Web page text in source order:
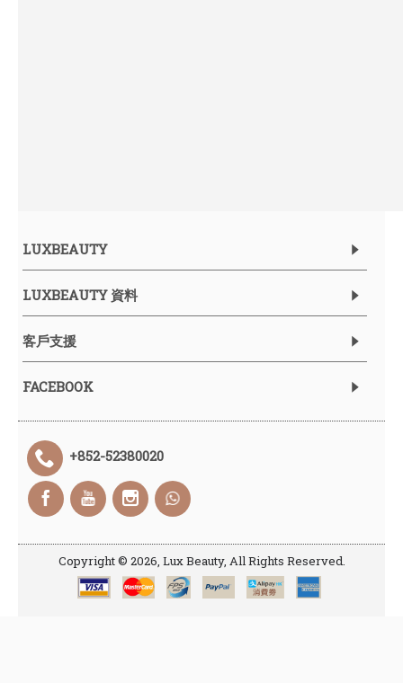
LUXBEAUTY
LUXBEAUTY 資料
客戶支援
FACEBOOK
+852-52380020
Copyright © 2026, Lux Beauty, All Rights Reserved.